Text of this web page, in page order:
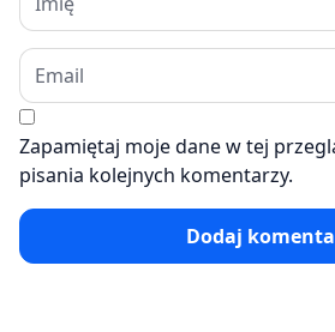
Zapamiętaj moje dane w tej
pisania kolejnych komentarzy.
Dodaj